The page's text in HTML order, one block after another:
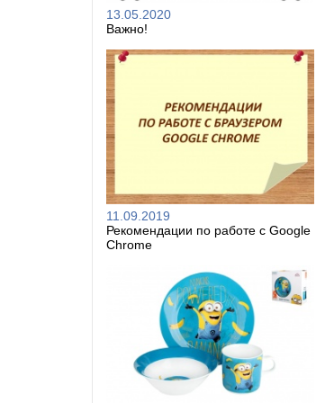
13.05.2020
Важно!
11.09.2019
Рекомендации по работе с Google
Chrome